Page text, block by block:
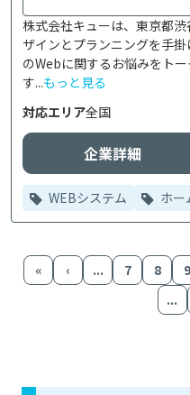
株式会社キューは、東京都
ザインとプランニングを手
のWebに関するお悩みをト
す...もっと見る
対応エリア全国
企業詳細
WEBシステム ホー
« ‹ ... 7 8 9
...